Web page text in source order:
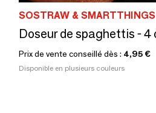
SOSTRAW & SMARTTHINGS
Prix de vente conseillé dès : 4,95 €
Disponible en plusieurs couleurs